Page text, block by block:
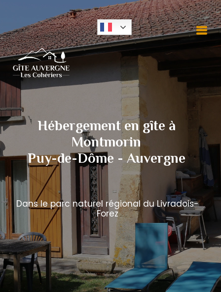
Hébergement en gîte à
Montmorin
Puy-de-Dôme - Auvergne
Dans le parc naturel régional du Livradois-
Forez
Panneau de gestion des cookies